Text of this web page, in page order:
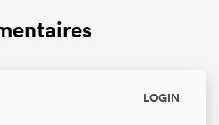
LOGIN